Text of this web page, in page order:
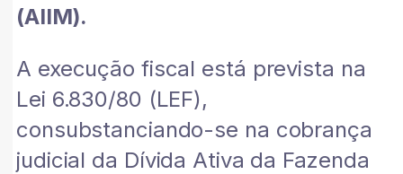
(AIIM).
A execução fiscal está prevista na
Lei 6.830/80 (LEF),
consubstanciando-se na cobrança
judicial da Dívida Ativa da Fazenda